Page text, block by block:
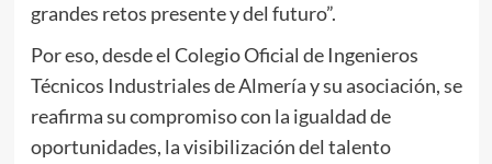
grandes retos presente y del futuro”.
Por eso, desde el Colegio Oficial de Ingenieros
Técnicos Industriales de Almería y su asociación, se
reafirma su compromiso con la igualdad de
oportunidades, la visibilización del talento